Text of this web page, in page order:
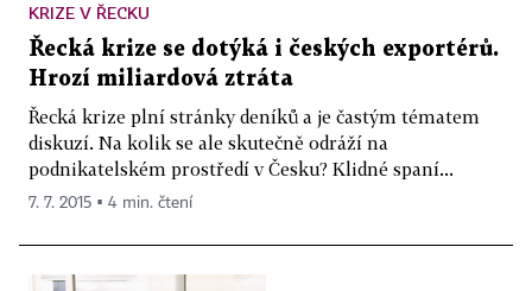
KRIZE V ŘECKU
Řecká krize se dotýká i českých exportérů.
Hrozí miliardová ztráta
Řecká krize plní stránky deníků a je častým tématem
diskuzí. Na kolik se ale skutečně odráží na
podnikatelském prostředí v Česku? Klidné spaní...
7. 7. 2015 ▪ 4 min. čtení